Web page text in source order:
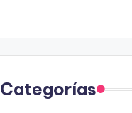
Categorías